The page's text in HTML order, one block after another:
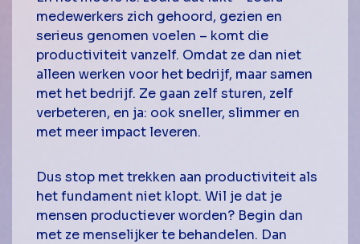
medewerkers zich gehoord, gezien en
serieus genomen voelen – komt die
productiviteit vanzelf. Omdat ze dan niet
alleen werken voor het bedrijf, maar samen
met het bedrijf. Ze gaan zelf sturen, zelf
verbeteren, en ja: ook sneller, slimmer en
met meer impact leveren.
Dus stop met trekken aan productiviteit als
het fundament niet klopt. Wil je dat je
mensen productiever worden? Begin dan
met ze menselijker te behandelen. Dan